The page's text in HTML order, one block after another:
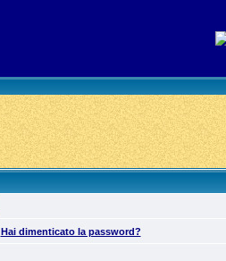
Hai dimenticato la password?